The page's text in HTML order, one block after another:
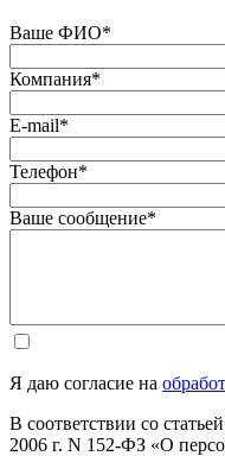
Ваше ФИО*
Компания*
E-mail*
Телефон*
Ваше сообщение*
Я даю согласие на
В соответствии со
2006 г. N 152-ФЗ «О